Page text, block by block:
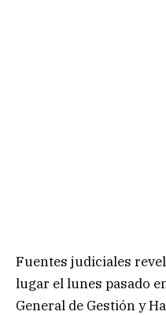
Fuentes judiciales
lugar el lunes pasado
General de Gestión y